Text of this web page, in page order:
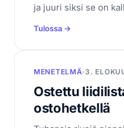
ja juuri siksi se on
Tulossa →
MENETELMÄ· 3.
Ostettu
ostohetkellä